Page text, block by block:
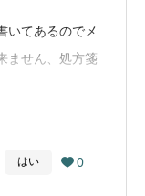
いてあるのでメ
ません、処方箋
から引用）
はい  0